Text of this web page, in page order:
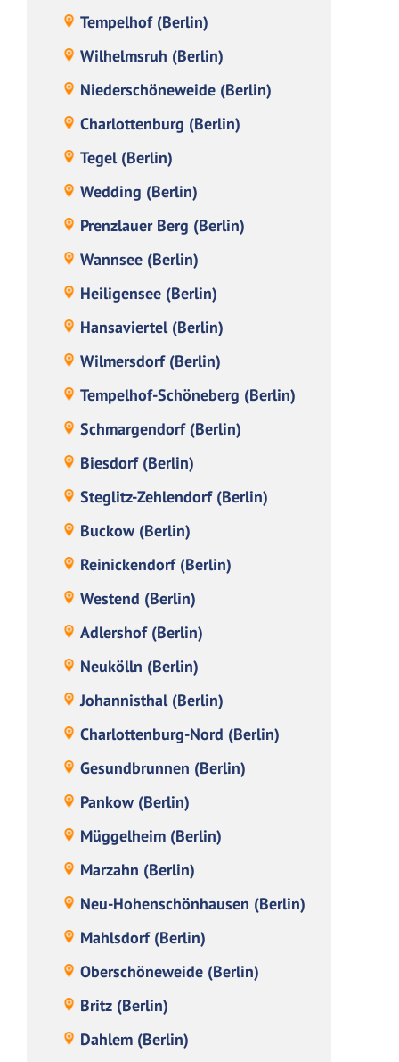
Tempelhof (Berlin)
Wilhelmsruh (Berlin)
Niederschöneweide (Berlin)
Charlottenburg (Berlin)
Tegel (Berlin)
Wedding (Berlin)
Prenzlauer Berg (Berlin)
Wannsee (Berlin)
Heiligensee (Berlin)
Hansaviertel (Berlin)
Wilmersdorf (Berlin)
Tempelhof-Schöneberg (Berlin)
Schmargendorf (Berlin)
Biesdorf (Berlin)
Steglitz-Zehlendorf (Berlin)
Buckow (Berlin)
Reinickendorf (Berlin)
Westend (Berlin)
Adlershof (Berlin)
Neukölln (Berlin)
Johannisthal (Berlin)
Charlottenburg-Nord (Berlin)
Gesundbrunnen (Berlin)
Pankow (Berlin)
Müggelheim (Berlin)
Marzahn (Berlin)
Neu-Hohenschönhausen (Berlin)
Mahlsdorf (Berlin)
Oberschöneweide (Berlin)
Britz (Berlin)
Dahlem (Berlin)